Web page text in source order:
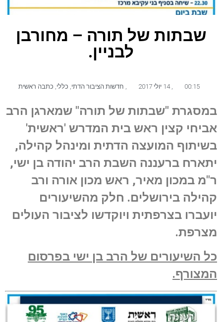
שבתות של תורה – מחורבן
לבניין.
00:15 14 יולי 2017 חדשות הציבור הדתי כללי כתבה ראשית
במסגרת "שבתות של תורה" שמארגן הרב
אביחי קצין ראש בית המדרש 'ראשית'
בשיתוף המועצה הדתית ומינהל קהילה,
יתארח ברעננה השבת הרב יהודה בן ישי,
ר"מ במכון מאיר, ראש מכון אורה ורב
קהילה בירושלים. חלק מהשיעורים
יועברו בצרפתית ויוקדשו לציבור העולים
מצרפת.
כל השיעורים של הרב בן ישי בפרסום
המצורף.